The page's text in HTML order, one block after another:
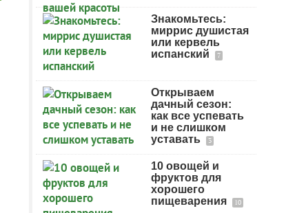
Знакомьтесь:
миррис душистая
или кервель
испанский
7
Открываем
дачный сезон:
как все успевать
и не слишком
уставать
3
10 овощей и
фруктов для
хорошего
пищеварения
10